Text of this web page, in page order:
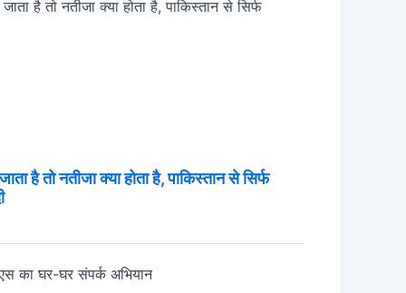
है तो नतीजा क्या होता है, पाकिस्तान से सिर्फ